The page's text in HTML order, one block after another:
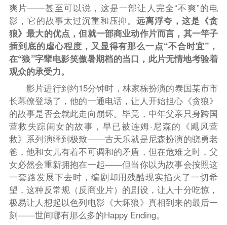
爽片——甚至可以说，这是一部让人完全“不爽”的电
影，它的故事太过沉重和压抑。远离浮夸，这是《贪
狼》最大的优点，但就一部商业动作片而言，其一竿子
插到底的虐心程度，又显得有那么一点“不合时宜”，
在“狼”字辈电影笑傲暑期档的当口，此片无情地考验着
观众的承受力。
影片进行到约15分钟时，林家栋扮演的泰国某市市
长幕僚登场了，他的一通电话，让人开始担心《贪狼》
的故事是否会就此走向崩坏。毕竟，中年父亲只身跨国
营救失踪闺女的故事，早已被连姆·尼森的《飓风营
救》系列演绎到极致——古天乐就是尼森扮演的骁勇老
爸，他和女儿有着不可调和的矛盾，但在危难之时，父
女必然会重新拥抱在一起——但当你以为故事会按照这
一套路发展下去时，编剧却用残酷现实掐灭了一切希
望，这种反常规（反商业片）的剧设，让人十分吃惊，
极易让人想起以色列电影《大坏狼》真相到来的最后一
刻——世间哪有那么多的Happy Ending。